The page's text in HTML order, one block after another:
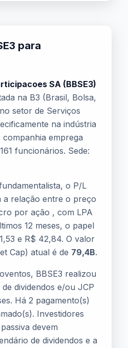
para
SA (BBSE3)
na B3 (Brasil, Bolsa,
setor de Serviços
na indústria
emprega
funcionários. Sede:
o P/L
a relação entre o preço
por ação , com LPA
12 meses, o papel
e R$ 42,84. O valor
Cap) atual é de 79,4B.
BBSE3 realizou
dividendos e/ou JCP
Há 2 pagamento(s)
Investidores
devem
de dividendos e a